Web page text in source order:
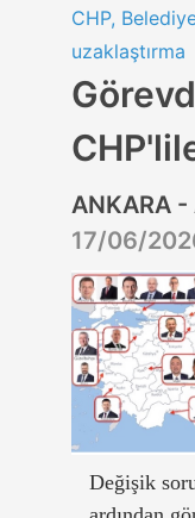
CHP,
uzaklaştırma
ANKARA -
17/06/
Değişik